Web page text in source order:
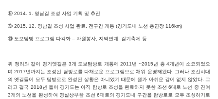
⑧ 2014. 1. 영남길 조성 사업 기획 및 추진
⑨ 2015. 12. 영남길 조성 사업 완료, 전구간 개통 (경기도내 노선 총연장 116km)
⑩ 도보탐방 프로그램 다각화 – 자원봉사, 지역연계, 걷기축제 등
위 정리와 같이 경기옛길은 3개 도보탐방로 개통에 2011년 ~2015년 총 4개년이 소요되었으
며 2017년까지는 조성된 탐방로를 다채로운 프로그램으로 채워 운영해왔다. 그러나 조선시대
의 옛길들이 모두 탐방로로 완성된 상황은 아니었기 때문에 뭔가 아쉬운 감이 없지 않았다. 그
리고 결국 2018년 들어 경기도는 아직 탐방로 조성을 완료하지 못한 조선 6대로 노선 중 잔여
3개의 노선을 완성하여 명실상부한 조선 6대로의 경기도내 구간을 탐방로로 모두 조성하기로